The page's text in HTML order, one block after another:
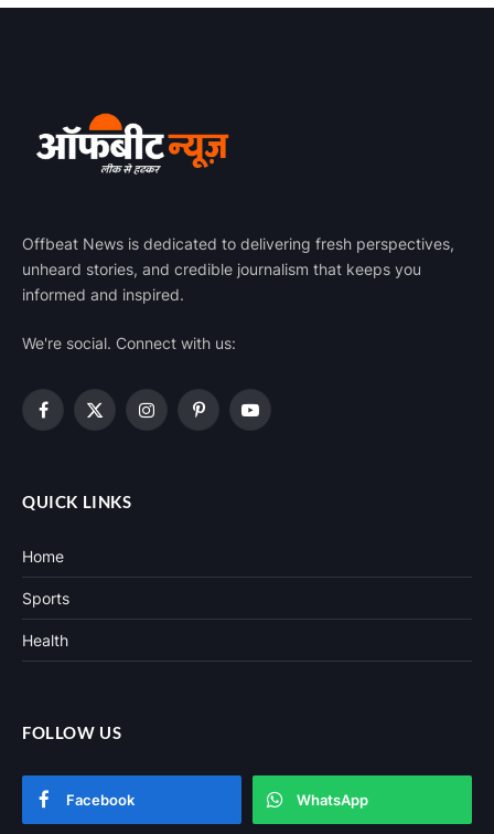
Offbeat News is dedicated to delivering fresh perspectives,
unheard stories, and credible journalism that keeps you
informed and inspired.
We're social. Connect with us:
Facebook
X
InstagramPinterestYouTube
QUICK LINKS
Home
Sports
Health
FOLLOW US
Facebook WhatsApp